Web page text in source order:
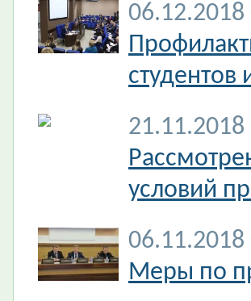
06.12.2018
студентов
21.11.2018
условий
06.11.2018
Меры по